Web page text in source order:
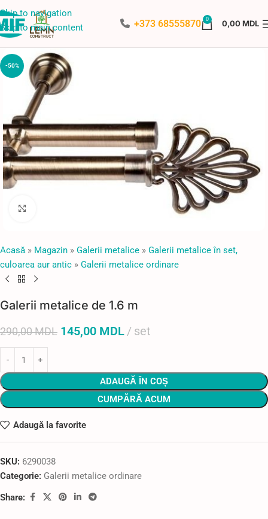
Skip to navigation
Skip to main content
+373 68555870 0 0,00MDL
-50%
Acasă» Magazin » Galerii metalice » Galerii metalice în set,
culoarea aur antic » Galerii metalice ordinare
Galerii metalice de 1.6 m
290,00MDL 145,00 MDL set
ADAUGĂ ÎN COȘ
CUMPĂRĂ ACUM
Adaugă la favorite
SKU: 6290038
Categorie: Galerii metalice ordinare
Share: